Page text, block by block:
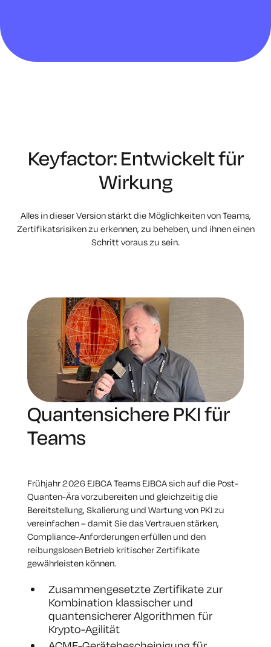
Keyfactor: Entwickelt für
Wirkung
Alles in dieser Version stärkt die Möglichkeiten von Teams,
Zertifikatsrisiken zu erkennen, zu beheben, und ihnen einen
Schritt voraus zu sein.
Quantensichere PKI für
Teams
Frühjahr 2026 EJBCA Teams EJBCA sich auf die Post-
Quanten-Ära vorzubereiten und gleichzeitig die
Bereitstellung, Skalierung und Wartung von PKI zu
vereinfachen – damit Sie das Vertrauen stärken,
Compliance-Anforderungen erfüllen und den
reibungslosen Betrieb kritischer Zertifikate
gewährleisten können.
Zusammengesetzte Zertifikate zur
Kombination klassischer und
quantensicherer Algorithmen für
Krypto-Agilität